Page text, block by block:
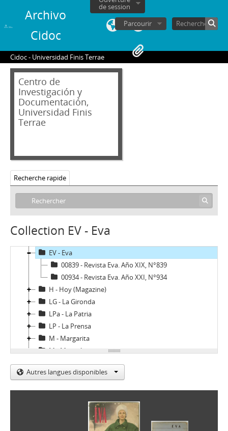
Archivo
Cidoc
de session
Parcourir
Cidoc - Universidad Finis Terrae
Centro de
Investigación y
Documentación,
Universidad Finis
Terrae
Recherche rapide
Collection EV - Eva
04 - Hemeroteca
AB - Andrés Bello: Revista de Literatura y Arte
AN - Algo Nuevo
C - Contrapunto. Periodismo universitario
CU - Cuncuna
D - Desfile
DyT - Diálogo y Transición
Di - Dinacos
E - Ercilla
EV - Eva
00839 - Revista Eva. Año XIX, N°839
00934 - Revista Eva. Año XXI, N°934
H - Hoy (Magazine)
LG - La Gironda
LPa - La Patria
LP - La Prensa
M - Margarita
M - Mayoría
MJ - Mensaje
NCh - Nosotros Los Chilenos
Pag - Páginas: Para una acción solidaria
PEC - Política. Economía. Cultura.
Autres langues disponibles